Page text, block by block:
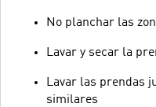
No planchar las
Lavar y secar la
Lavar las prendas
similares